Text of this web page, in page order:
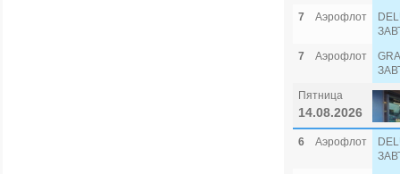
7
Аэрофлот
7
Аэрофлот
Пятница
14.08.2026
6 Аэрофлот